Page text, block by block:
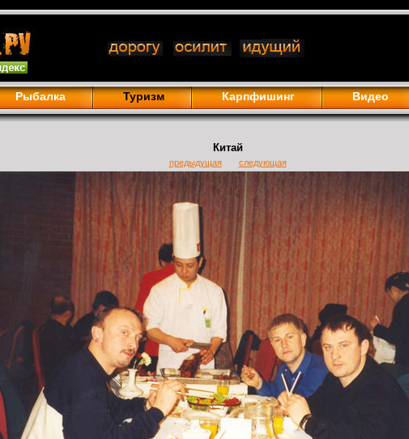
Рыбалка Туризм Карпфишинг Видео
Китай
предыдущая следующая